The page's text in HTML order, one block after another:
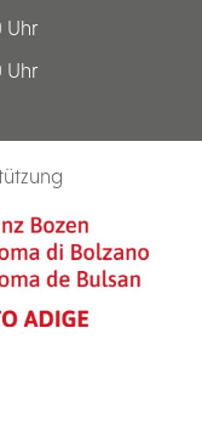
Uhr
Uhr